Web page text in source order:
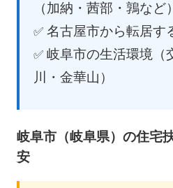
（加納・茜部・鶉など）
名古屋市から転居す
岐阜市の生活環境（
川・金華山）
岐阜市（岐阜県）の住宅
安